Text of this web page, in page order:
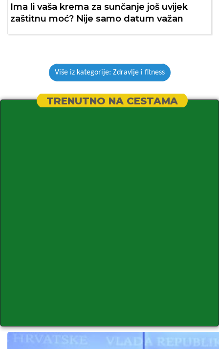
Ima li vaša krema za sunčanje još uvijek
zaštitnu moć? Nije samo datum važan
Više iz kategorije: Zdravlje i fitness
TRENUTNO NA CESTAMA